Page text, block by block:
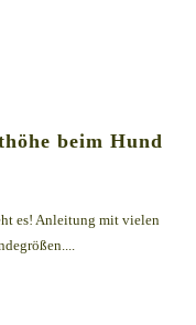
beim Hund
es! Anleitung mit vielen